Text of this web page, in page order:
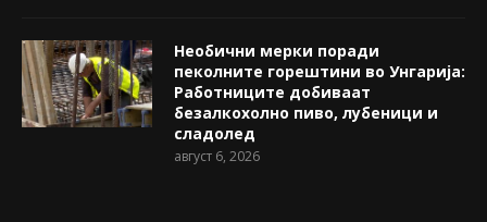
Необични мерки поради
пеколните горештини во Унгарија:
Работниците добиваат
безалкохолно пиво, лубеници и
сладолед
август 6, 2026